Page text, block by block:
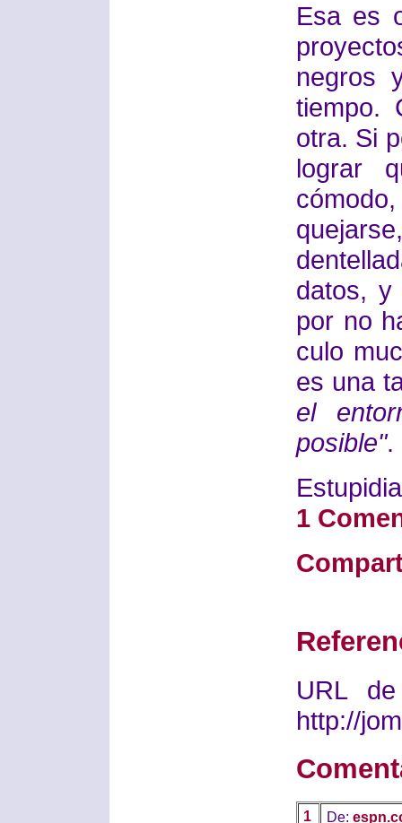
Esa es
negros
tiempo.
otra. Si
lograr
datos, y
por no
culo
es una
el
posible".
1
URL
http://
1 De: